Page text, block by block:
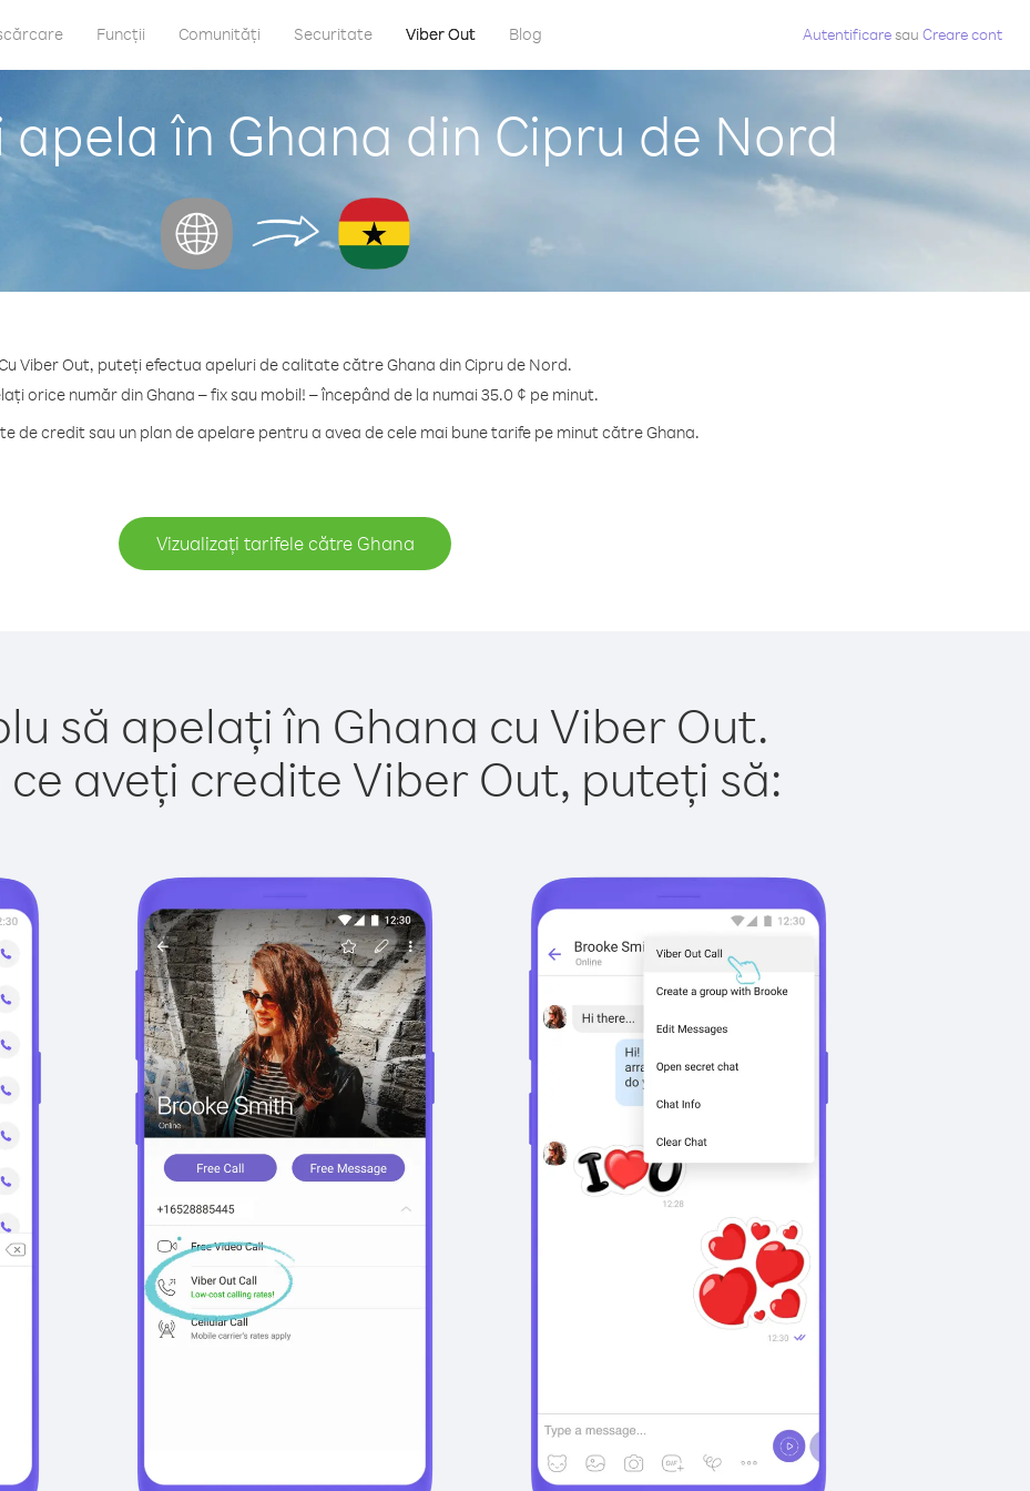
Funcții Comunități Securitate Viber Out Blog Autentificaresau Creare cont
în Ghana din Cipru de Nord
Viber Out, puteți efectua apeluri de calitate către Ghana din Cipru de Nord.
orice număr din Ghana – fix sau mobil! – începând de la numai 35.0 ¢ pe minut.
de credit sau un plan de apelare pentru a avea de cele mai bune tarife pe minut către Ghana.
Vizualizați tarifele către Ghana
să apelați în Ghana cu Viber Out.
aveți credite Viber Out, puteți să: